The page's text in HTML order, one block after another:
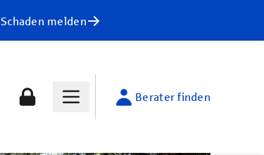
Schaden melden
Berater finden